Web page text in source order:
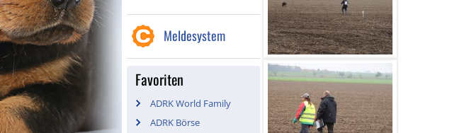
Meldesystem
Favoriten
ADRK World Family
ADRK Börse